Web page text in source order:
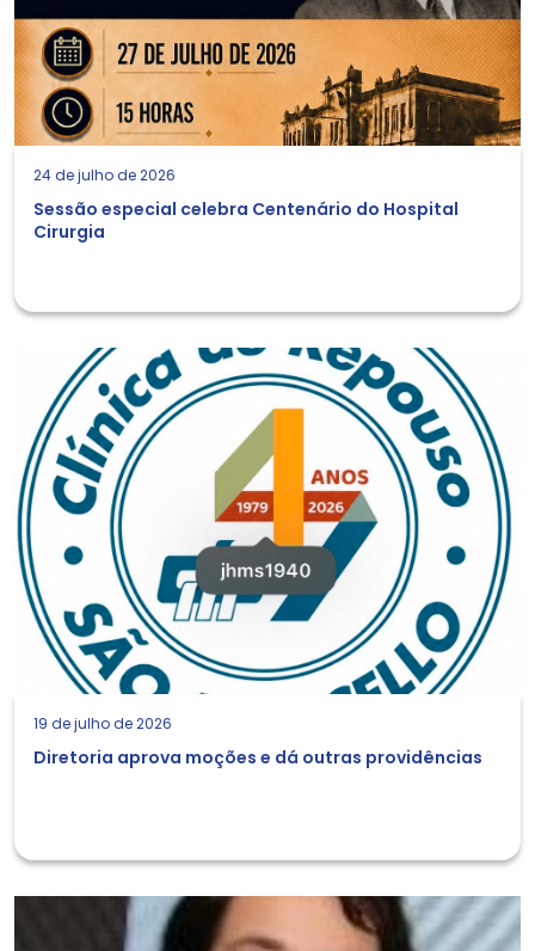
24 de julho de 2026
Sessão especial celebra Centenário do Hospital
Cirurgia
19 de julho de 2026
Diretoria aprova moções e dá outras providências